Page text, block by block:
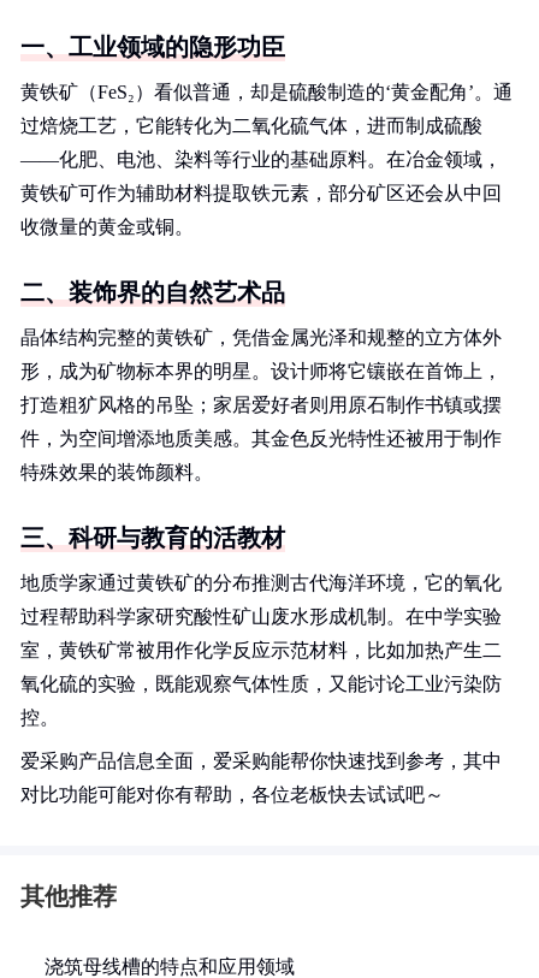
一、工业领域的隐形功臣
黄铁矿（FeS₂）看似普通，却是硫酸制造的‘黄金配角’。通
过焙烧工艺，它能转化为二氧化硫气体，进而制成硫酸
——化肥、电池、染料等行业的基础原料。在冶金领域，
黄铁矿可作为辅助材料提取铁元素，部分矿区还会从中回
收微量的黄金或铜。
二、装饰界的自然艺术品
晶体结构完整的黄铁矿，凭借金属光泽和规整的立方体外
形，成为矿物标本界的明星。设计师将它镶嵌在首饰上，
打造粗犷风格的吊坠；家居爱好者则用原石制作书镇或摆
件，为空间增添地质美感。其金色反光特性还被用于制作
特殊效果的装饰颜料。
三、科研与教育的活教材
地质学家通过黄铁矿的分布推测古代海洋环境，它的氧化
过程帮助科学家研究酸性矿山废水形成机制。在中学实验
室，黄铁矿常被用作化学反应示范材料，比如加热产生二
氧化硫的实验，既能观察气体性质，又能讨论工业污染防
控。
爱采购产品信息全面，爱采购能帮你快速找到参考，其中
对比功能可能对你有帮助，各位老板快去试试吧～
其他推荐
浇筑母线槽的特点和应用领域